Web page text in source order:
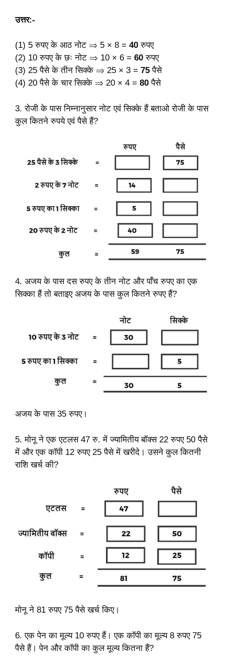
उत्तर:-
(1) 5 रुपए के आठ नोट ⇒ 5 × 8 = 40 रुपए
(2) 10 रुपए के छः नोट ⇒ 10 × 6 = 60 रुपए
(3) 25 पैसे के तीन सिक्के ⇒ 25 × 3 = 75 पैसे
(4) 20 पैसे के चार सिक्के ⇒ 20 × 4 = 80 पैसे
3. रोजी के पास निम्नानुसार नोट एवं सिक्के हैं बताओ रोजी के पास
कुल कितने रुपये एवं पैसे हैं?
4. अजय के पास दस रुपए के तीन नोट और पाँच रुपए का एक
सिक्का हैं तो बताइए अजय के पास कुल कितने रुपए हैं?
अजय के पास 35 रुपए।
5. मोनू ने एक एटलस 47 रु. में ज्यामितीय बॉक्स 22 रुपए 50 पैसे
में और एक कॉपी 12 रुपए 25 पैसे में खरीदे। उसने कुल कितनी
राशि खर्च की?
मोनू ने 81 रुपए 75 पैसे खर्च किए।
6. एक पेन का मूल्य 10 रुपए हैं। एक कॉपी का मूल्य 8 रुपए 75
पैसे हैं। पेन और कॉपी का कुल मूल्य कितना हैं?